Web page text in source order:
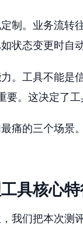
制。业务流转
状态变更时自
。工具不能是
要。这决定了工
痛的三个场景
具核心
我们把本次测